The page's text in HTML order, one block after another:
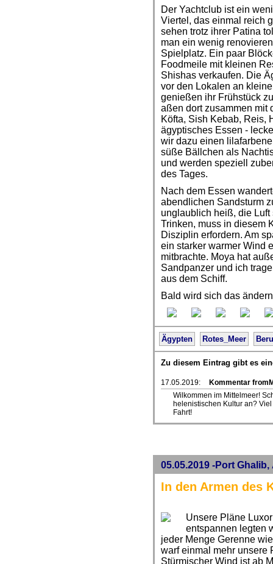
Der Yachtclub ist ein
Viertel, das einmal reich
sehen trotz ihrer Patina
man ein wenig
Spielplatz. Ein paar
Foodmeile mit kleinen
Shishas verkaufen. Die
vor den Lokalen an
genießen ihr Frühstück
aßen dort zusammen mit
Köfta, Sish Kebab, Reis,
ägyptisches Essen -
wir dazu einen
süße Bällchen als
und werden speziell
des Tages.
Nach dem Essen
abendlichen Sandsturm
unglaublich heiß, die Luft
Trinken, muss in diesem
Disziplin erfordern. Am
ein starker warmer Wind
mitbrachte. Moya hat
Sandpanzer und ich
aus dem Schiff.
Bald wird sich das
Ägypten Rotes_Meer
Zu diesem Eintrag gibt es
17.05.2019:
Kommentar
Wilkommen im Mittelmeer!
helenistischen Kultur an?
Fahrt!
05.05.2019 -Port
In den Armen des
Unsere Pläne
entspannen legten
jeder Menge Gerenne
warf einmal mehr unsere
Stürmischer Wind ist ab